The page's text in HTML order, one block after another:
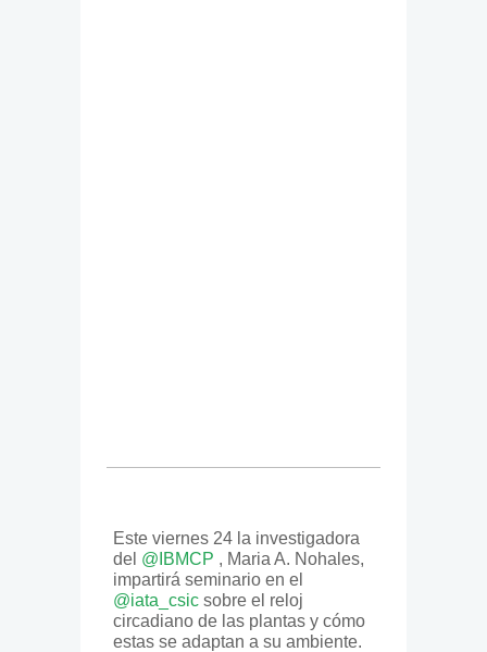
Este viernes 24 la investigadora
del @ IBMCP , Maria A. Nohales,
impartirá seminario en el
@iata_csic sobre el reloj
circadiano de las plantas y cómo
estas se adaptan a su ambiente.